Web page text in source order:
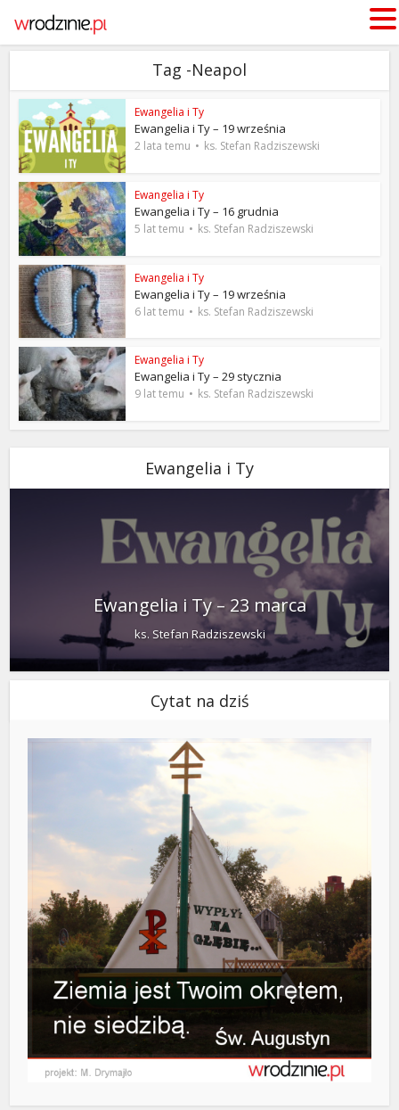
Tag -Neapol
Ewangelia i Ty
Ewangelia i Ty – 19 września
2 lata temu ks. Stefan Radziszewski
Ewangelia i Ty
Ewangelia i Ty – 16 grudnia
5 lat temu ks. Stefan Radziszewski
Ewangelia i Ty
Ewangelia i Ty – 19 września
6 lat temu ks. Stefan Radziszewski
Ewangelia i Ty
Ewangelia i Ty – 29 stycznia
9 lat temu ks. Stefan Radziszewski
Ewangelia i Ty
Ewangelia i Ty – 23 marca
ks. Stefan Radziszewski
Cytat na dziś